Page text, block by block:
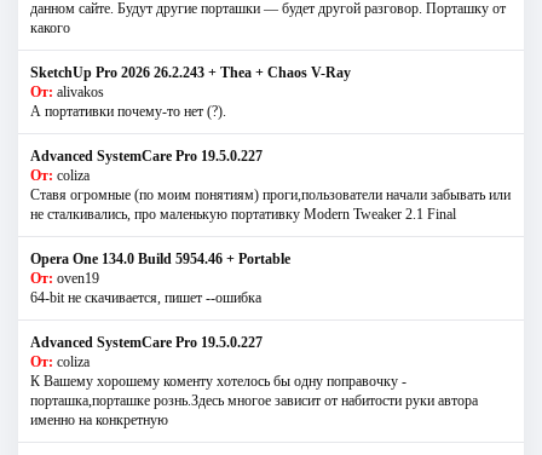
данном сайте. Будут другие порташки — будет другой разговор. Порташку от
какого
SketchUp Pro 2026 26.2.243 + Thea + Chaos V-Ray
От: alivakos
А портативки почему-то нет (?).
Advanced SystemCare Pro 19.5.0.227
От: coliza
Ставя огромные (по моим понятиям) проги,пользователи начали забывать или
не сталкивались, про маленькую портативку Modern Tweaker 2.1 Final
Opera One 134.0 Build 5954.46 + Portable
От: oven19
64-bit не скачивается, пишет --ошибка
Advanced SystemCare Pro 19.5.0.227
От: coliza
К Вашему хорошему коменту хотелось бы одну поправочку -
порташка,порташке рознь.Здесь многое зависит от набитости руки автора
именно на конкретную